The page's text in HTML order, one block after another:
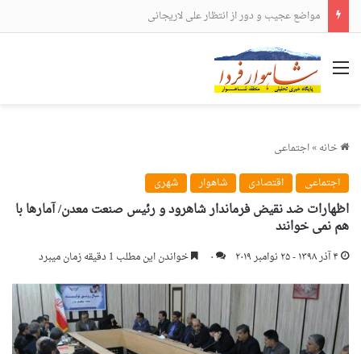
مواضع عجیب و دور از انتظار علی لاریجانی
منو
خانه»اجتماعی
اجتماعی
اقتصادی شاهوار شهری
اظهارات ضد نقیض فرماندار شاهرود و رئیس صنعت معدن/ آمارها با
هم نمی خوانند
۴ آذر ۱۳۹۸ - ۲۵ نوامبر ۲۰۱۹ ۰ خواندن این مطلب 1 دقیقه زمان میبرد